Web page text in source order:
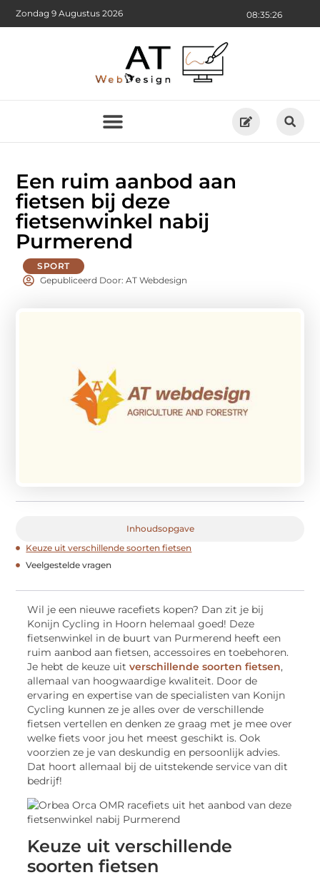
08:35:26
Zondag 9 Augustus 2026
Een ruim aanbod aan
fietsen bij deze
fietsenwinkel nabij
Purmerend
SPORT
Gepubliceerd Door: AT Webdesign
Inhoudsopgave
Keuze uit verschillende soorten fietsen
Veelgestelde vragen
Wil je een nieuwe racefiets kopen? Dan zit je bij
Konijn Cycling in Hoorn helemaal goed! Deze
fietsenwinkel in de buurt van Purmerend heeft een
ruim aanbod aan fietsen, accessoires en toebehoren.
Je hebt de keuze uitverschillende soorten fietsen,
allemaal van hoogwaardige kwaliteit. Door de
ervaring en expertise van de specialisten van Konijn
Cycling kunnen ze je alles over de verschillende
fietsen vertellen en denken ze graag met je mee over
welke fiets voor jou het meest geschikt is. Ook
voorzien ze je van deskundig en persoonlijk advies.
Dat hoort allemaal bij de uitstekende service van dit
bedrijf!
Keuze uit verschillende
soorten fietsen